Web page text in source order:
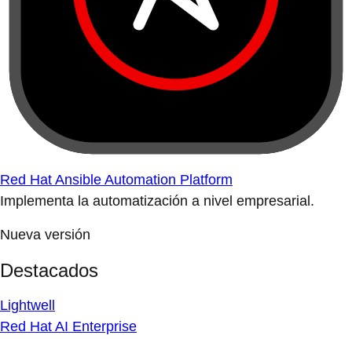
Red Hat Ansible Automation Platform
Implementa la automatización a nivel empresarial.
Nueva versión
Destacados
Lightwell
Red Hat AI Enterprise